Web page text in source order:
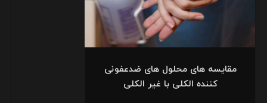
مقایسه های محلول های ضدعفونی
کننده الکلی با غیر الکلی